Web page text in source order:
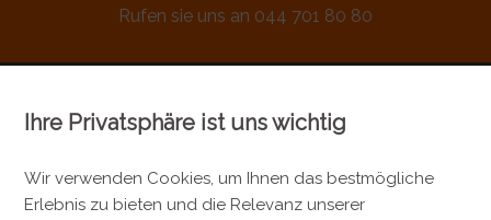
Rufen sie uns an 044 701 80 80
KONTAKT
Metzgerei Künzli AG
Mülistrasse 7
Ihre Privatsphäre ist uns wichtig
Wir verwenden Cookies, um Ihnen das bestmögliche
Erlebnis zu bieten und die Relevanz unserer